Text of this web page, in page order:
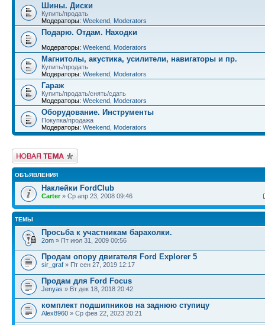
Шины. Диски
Купить/продать
Модераторы: Weekend Moderators
Подарю. Отдам. Находки
Модераторы: Weekend Moderators
Магнитолы, акустика, усилители, навигаторы и пр.
Купить/продать
Модераторы: Weekend Moderators
Гараж
Купить/продать/снять/сдать
Модераторы: Weekend Moderators
Оборудование. Инструменты
Покупка/продажа
Модераторы: Weekend Moderators
Новая тема
ОБЪЯВЛЕНИЯ
Наклейки FordClub
Carter» Ср апр 23, 2008 09:46
ТЕМЫ
Просьба к участникам барахолки.
2om » Пт июл 31, 2009 00:56
Продам опору двигателя Ford Explorer 5
sir_graf » Пт сен 27, 2019 12:17
Продам для Ford Focus
Jenyas » Вт дек 18, 2018 20:42
комплект подшипников на заднюю ступицу
Alex8960 » Ср фев 22, 2023 20:21